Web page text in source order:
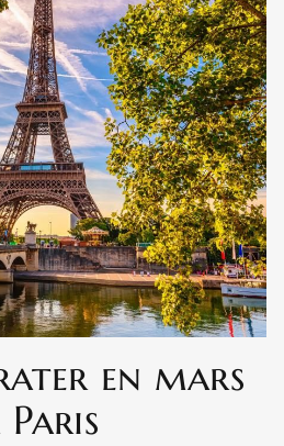
en mars
Paris